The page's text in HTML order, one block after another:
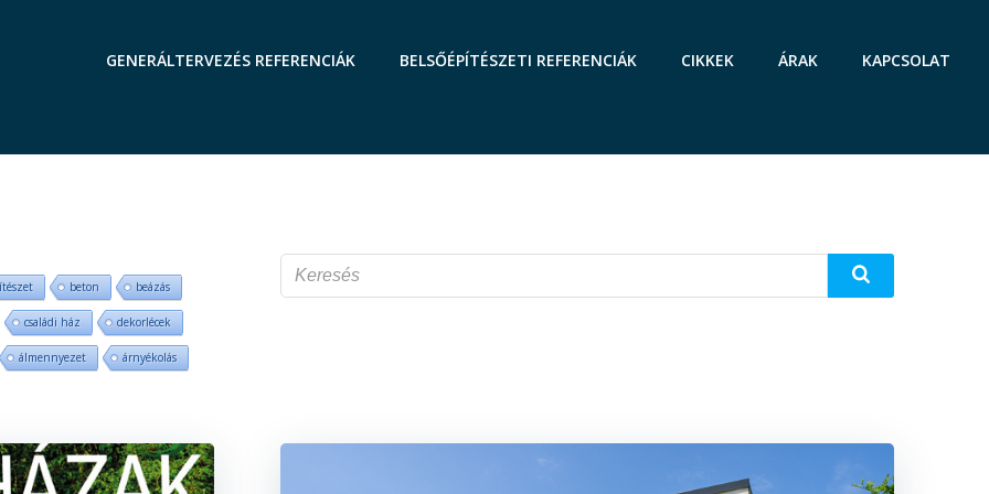
GENERÁLTERVEZÉS REFERENCIÁK BELSŐÉPÍTÉSZETI REFERENCIÁK CIKKEK ÁRAK KAPCSOLAT
beton beázás
családi ház dekorlécek
álmennyezet árnyékolás